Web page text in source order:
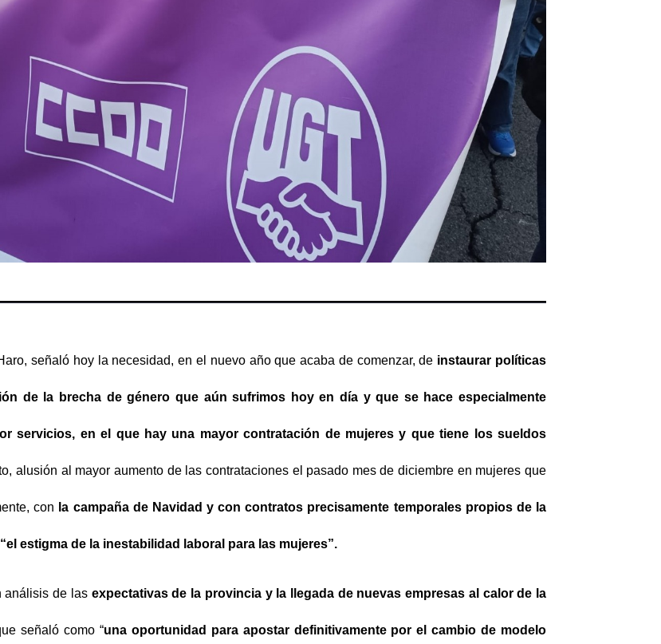
señaló hoy la necesidad, en el nuevo año que acaba de comenzar, de instaurar políticas
de la brecha de género que aún sufrimos hoy en día y que se hace especialmente
servicios, en el que hay una mayor contratación de mujeres y que tiene los sueldos
alusión al mayor aumento de las contrataciones el pasado mes de diciembre en mujeres que
con la campaña de Navidad y con contratos precisamente temporales propios de la
estigma de la inestabilidad laboral para las mujeres”.
análisis de las expectativas de la provincia y la llegada de nuevas empresas al calor de la
señaló como “una oportunidad para apostar definitivamente por el cambio de modelo